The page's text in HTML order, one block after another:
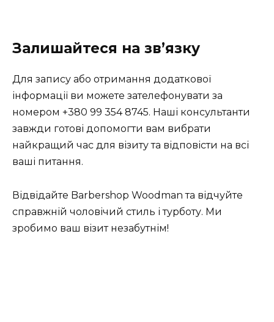
Залишайтеся на зв’язку
Для запису або отримання додаткової
інформації ви можете зателефонувати за
номером +380 99 354 8745. Наші консультанти
завжди готові допомогти вам вибрати
найкращий час для візиту та відповісти на всі
ваші питання.
Відвідайте Barbershop Woodman та відчуйте
справжній чоловічий стиль і турботу. Ми
зробимо ваш візит незабутнім!